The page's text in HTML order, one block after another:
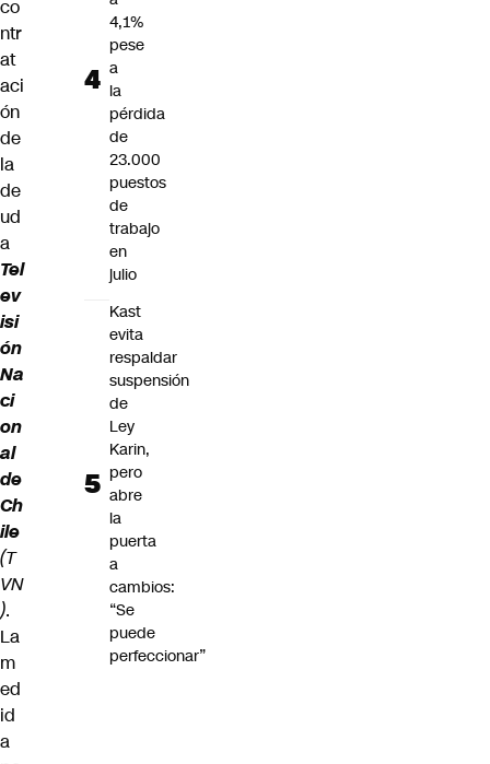
co
ntr
at
aci
ón
de
la
de
ud
a
Tel
ev
isi
ón
Na
ci
on
al
de
Ch
ile
(T
VN
).
La
m
ed
id
a
4,1%
pese
a
la
pérdida
de
23.000
puestos
de
trabajo
en
julio
Kast
evita
respaldar
suspensión
de
Ley
Karin,
pero
abre
la
puerta
a
cambios:
“Se
puede
perfeccionar”